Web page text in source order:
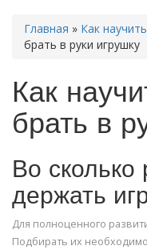
Главная » Как
брать в руки игрушку
Как
брать в
Во сколько
держать
Для полноценного
Подбирать их